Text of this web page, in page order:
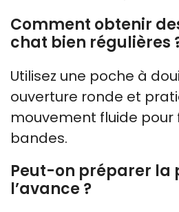
Comment obtenir
chat bien régulières
Utilisez une poche à
ouverture ronde et
mouvement fluide pour
bandes.
Peut-on préparer la
l’avance ?